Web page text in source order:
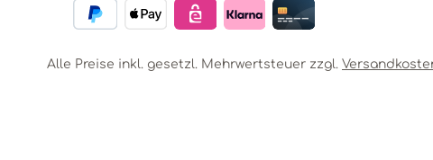
Alle Preise inkl. gesetzl. Mehrwertsteuer zzgl.